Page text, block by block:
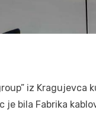
iz
je bila Fabrika